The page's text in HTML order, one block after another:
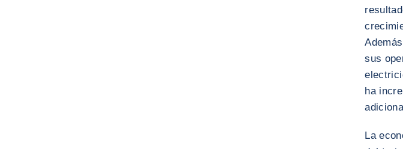
sus
ha
La